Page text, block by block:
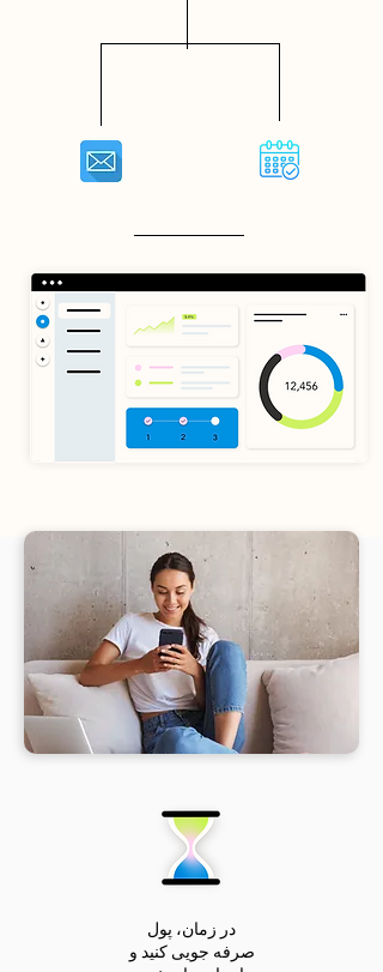
در زمان، پول
صرفه جویی کنید و